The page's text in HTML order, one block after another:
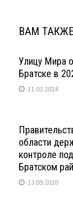
ВАМ
Улицу Мира
Братске в
11.03.2024
области
контроле
Братском
13.09.2020